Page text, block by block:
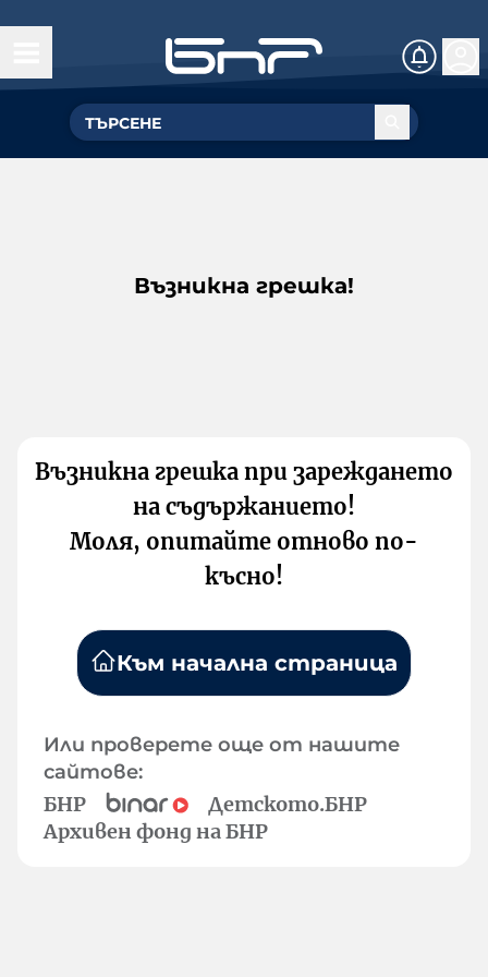
Възникна грешка!
Възникна грешка при зареждането
на съдържанието!
Моля, опитайте отново по-
късно!
Към начална страница
Или проверете още от нашите
сайтове:
БНР
Детското.БНР
Архивен фонд на БНР